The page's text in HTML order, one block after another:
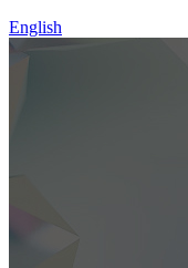
English